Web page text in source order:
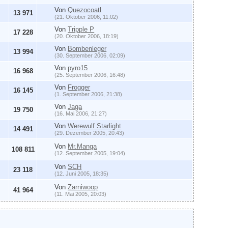
13 971 VonQuezocoatl
(21. Oktober 2006, 11:02)
17 228 VonTripple P
(20. Oktober 2006, 18:19)
13 994 Von Bombenleger
(30. September 2006, 02:09)
16 968 Von pyro15
(25. September 2006, 16:48)
16 145 Von Frogger
(1. September 2006, 21:38)
19 750 VonJaga
(16. Mai 2006, 21:27)
14 491 VonWerewulf Starlight
(29. Dezember 2005, 20:43)
108 811 Von Mr.Manga
(12. September 2005, 19:04)
23 118 VonSCH
(12. Juni 2005, 18:35)
41 964 VonZarniwoop
(11. Mai 2005, 20:03)